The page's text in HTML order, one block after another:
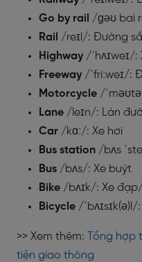
Go by rail /ɡəʊ bai
Rail /reɪl/: Đường
Highway /ˈhʌɪweɪ/:
Freeway /ˈfriːweɪ/:
Motorcycle /
Lane /leɪn/: Làn
Car /kɑː/: Xe hơi
Bus station /bʌs
Bus /bʌs/: Xe buýt
Bike /bʌɪk/: Xe
Bicycle /
>> Xem thêm:
Tổng
tiện giao thông